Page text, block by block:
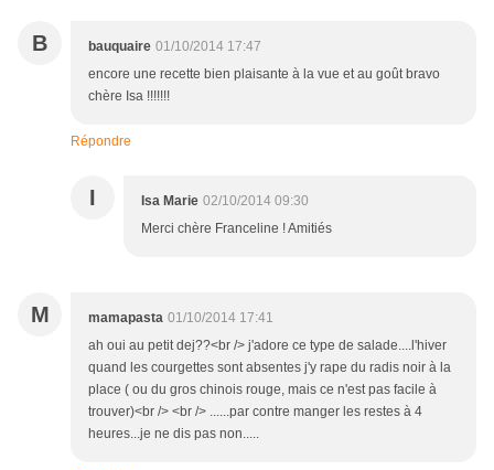
B bauquaire 01/10/2014 17:47
encore une recette bien plaisante à la vue et au goût bravo
chère Isa !!!!!!!
Répondre
I Isa Marie 02/10/2014 09:30
Merci chère Franceline ! Amitiés
M mamapasta 01/10/2014 17:41
ah oui au petit dej??<br /> j'adore ce type de salade....l'hiver
quand les courgettes sont absentes j'y rape du radis noir à la
place ( ou du gros chinois rouge, mais ce n'est pas facile à
trouver)<br /> <br /> ......par contre manger les restes à 4
heures...je ne dis pas non.....